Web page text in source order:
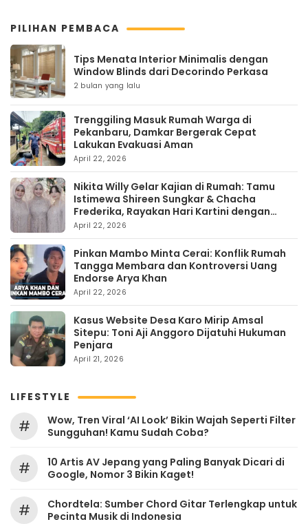
PILIHAN PEMBACA
Tips Menata Interior Minimalis dengan
Window Blinds dari Decorindo Perkasa
2 bulan yang lalu
Trenggiling Masuk Rumah Warga di
Pekanbaru, Damkar Bergerak Cepat
Lakukan Evakuasi Aman
April 22, 2026
Nikita Willy Gelar Kajian di Rumah: Tamu
Istimewa Shireen Sungkar & Chacha
Frederika, Rayakan Hari Kartini dengan
Kehangatan
April 22, 2026
Pinkan Mambo Minta Cerai: Konflik Rumah
Tangga Membara dan Kontroversi Uang
Endorse Arya Khan
April 22, 2026
Kasus Website Desa Karo Mirip Amsal
Sitepu: Toni Aji Anggoro Dijatuhi Hukuman
Penjara
April 21, 2026
LIFESTYLE
#
Wow, Tren Viral ‘AI Look’ Bikin Wajah Seperti Filter
Sungguhan! Kamu Sudah Coba?
#
10 Artis AV Jepang yang Paling Banyak Dicari di
Google, Nomor 3 Bikin Kaget!
#
Chordtela: Sumber Chord Gitar Terlengkap untuk
Pecinta Musik di Indonesia